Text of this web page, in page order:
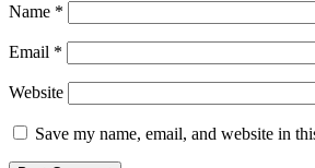
Name *
Email *
Website
Save my name, email, and website in